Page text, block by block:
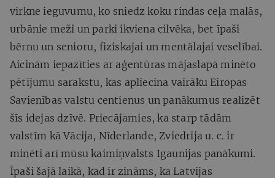
virkne ieguvumu, ko sniedz koku rindas ceļa malās,
urbānie meži un parki ikviena cilvēka, bet īpaši
bērnu un senioru, fiziskajai un mentālajai veselībai.
Aicinām iepazīties ar aģentūras mājaslapā minēto
pētījumu sarakstu, kas apliecina vairāku Eiropas
Savienības valstu centienus un panākumus realizēt
šīs idejas dzīvē. Priecājamies, ka starp tādām
valstīm kā Vācija, Nīderlande, Zviedrija u. c. ir
minēti arī mūsu kaimiņvalsts Igaunijas panākumi.
Īpaši šajā laikā, kad ir zināms, ka Latvijas